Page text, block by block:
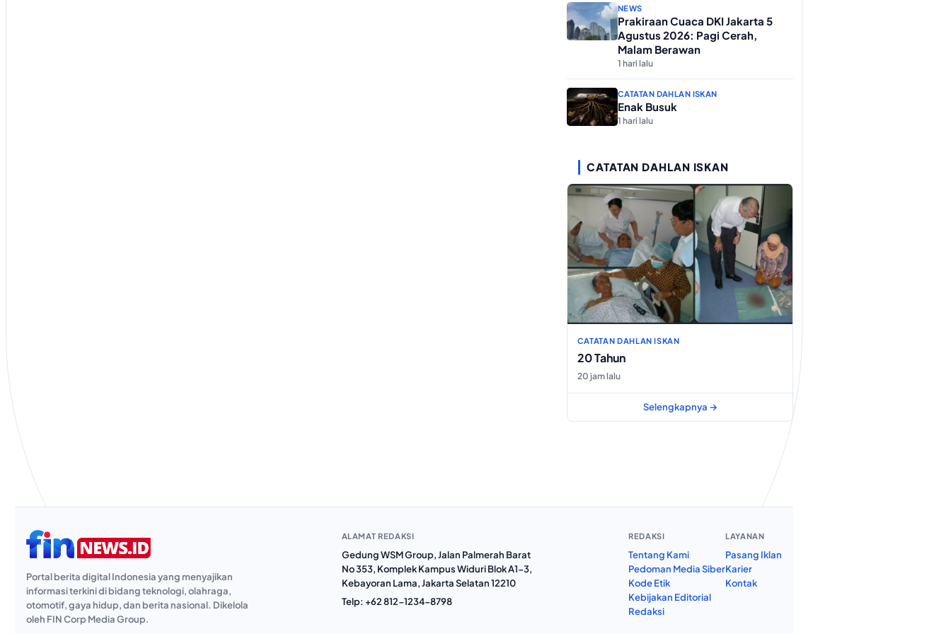
NEWS
Prakiraan Cuaca DKI Jakarta 5
Agustus 2026: Pagi Cerah,
Malam Berawan
1 hari lalu
CATATAN DAHLAN ISKAN
Enak Busuk
1 hari lalu
CATATAN DAHLAN ISKAN
CATATAN DAHLAN ISKAN
20 Tahun
20 jam lalu
Selengkapnya →
Portal berita digital Indonesia yang menyajikan
informasi terkini di bidang teknologi, olahraga,
otomotif, gaya hidup, dan berita nasional. Dikelola
oleh FIN Corp Media Group.
ALAMAT REDAKSI
Gedung WSM Group, Jalan Palmerah Barat
No 353, Komplek Kampus Widuri Blok A1-3,
Kebayoran Lama, Jakarta Selatan 12210
Telp: +62 812-1234-8798
REDAKSI
Tentang Kami
Pedoman Media Siber
Kode Etik
Kebijakan Editorial
Redaksi
LAYANAN
Pasang Iklan
Karier
Kontak